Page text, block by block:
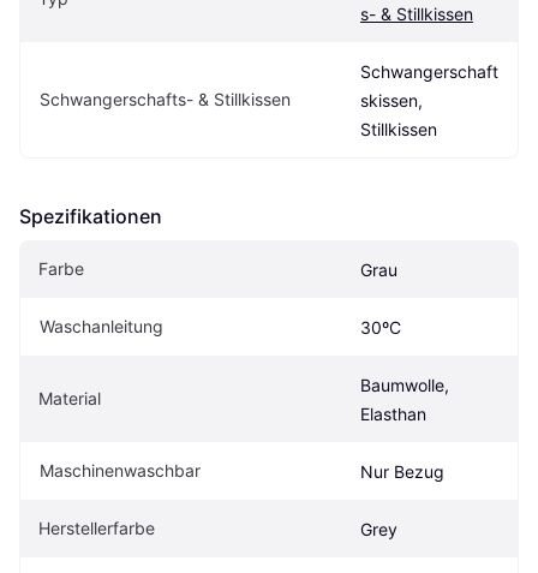
s- & Stillkissen
Schwangerschafts- & Stillkissen
Schwangerschaft
skissen,
Stillkissen
Spezifikationen
Farbe Grau
Waschanleitung 30ºC
Material
Baumwolle,
Elasthan
Maschinenwaschbar Nur Bezug
Herstellerfarbe Grey